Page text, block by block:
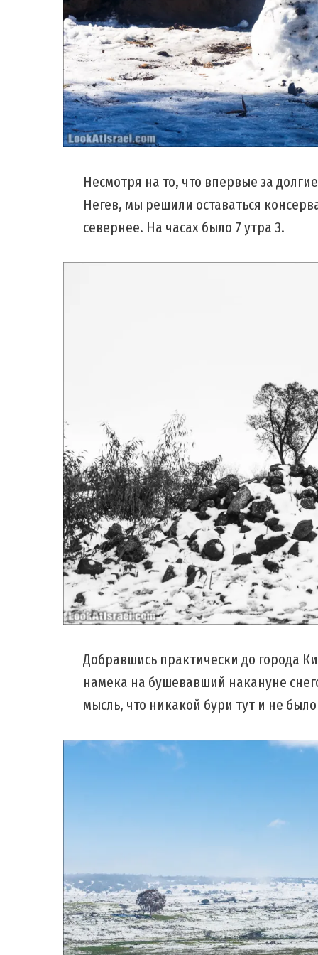
Несмотря на то, что впервые за
Негев, мы решили оставаться
севернее. На часах было 7 утра 3.
Добравшись практически до города
намека на бушевавший накануне
мысль, что никакой бури тут и не